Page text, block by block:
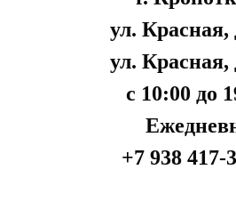
ул. Красная,
ул. Красная,
с 10:00 до
+7 938 417-